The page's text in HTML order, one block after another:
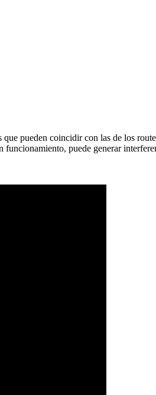
pueden coincidir con las de los
funcionamiento, puede generar